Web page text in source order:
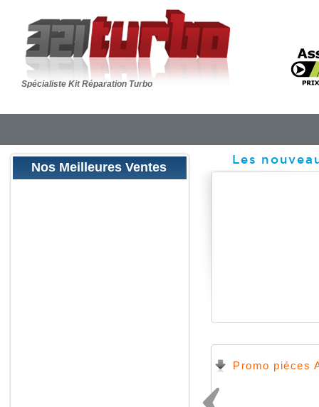
Spécialiste Kit Réparation Turbo
Les
Promo piéces
Nos Meilleures Ventes